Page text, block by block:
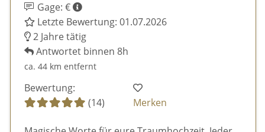
Gage: €
Letzte Bewertung: 01.07.2026
2 Jahre tätig
Antwortet binnen 8h
ca. 44 km entfernt
Bewertung:
(14)
Merken